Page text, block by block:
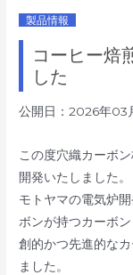
製品情報
コーヒー焙
した
公開日：2026年03
この度穴織カーボ
開発いたしました。
モトヤマの電気炉
ボンが持つカーボ
創的かつ先進的な
ました。